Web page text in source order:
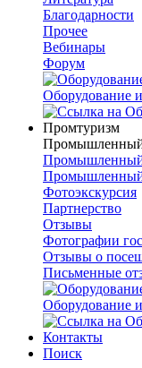
Благодарности
Прочее
Вебинары
Форум
Оборудование
Промтуризм
Фотоэкскурсия
Партнерство
Отзывы
Фотографии
Отзывы о
Письменные
Оборудование
Контакты
Поиск